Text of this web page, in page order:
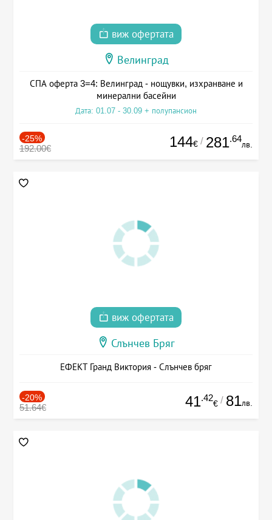
виж офертата
Велинград
СПА оферта 3=4: Велинград - нощувки, изхранване и
минерални басейни
Дата: 01.07 - 30.09 + полупансион
-25%
192.00€ 144€ / 281.64
лв.
виж офертата
Слънчев Бряг
ЕФЕКТ Гранд Виктория - Слънчев бряг
-20%
51.64€ 41.42
€ / 81лв.